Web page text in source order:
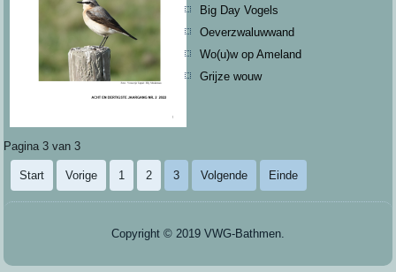
Big Day Vogels
Oeverzwaluwwand
Wo(u)w op Ameland
Grijze wouw
Pagina 3 van 3
Start Vorige 1 2 3 Volgende Einde
Copyright © 2019 VWG-Bathmen.